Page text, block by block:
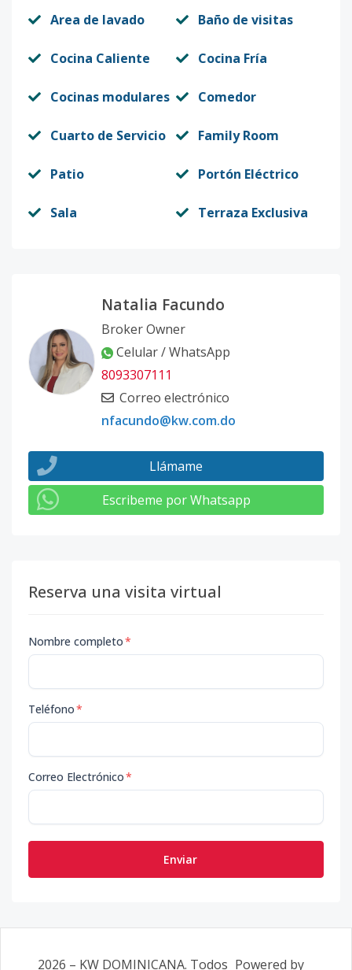
Area de lavado Baño de visitas
Cocina Caliente Cocina Fría
Cocinas modulares Comedor
Cuarto de Servicio Family Room
Patio Portón Eléctrico
Sala Terraza Exclusiva
Natalia Facundo
Broker Owner
Celular / WhatsApp
8093307111
Correo electrónico
nfacundo@kw.com.do
Llámame
Escribeme por Whatsapp
Reserva una visita virtual
Nombre completo*
Teléfono*
Correo Electrónico*
Enviar
2026 – KW DOMINICANA. Todos Powered by